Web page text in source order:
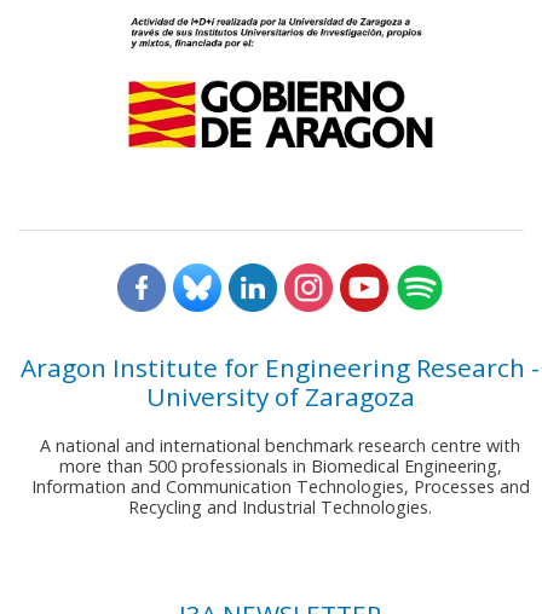
Aragon Institute for Engineering Research -
University of Zaragoza
A national and international benchmark research centre with
more than 500 professionals in Biomedical Engineering,
Information and Communication Technologies, Processes and
Recycling and Industrial Technologies.